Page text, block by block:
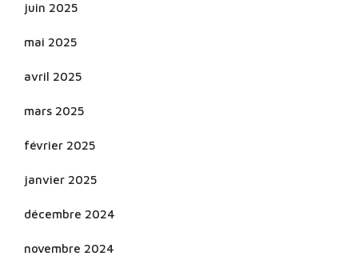
juin 2025
mai 2025
avril 2025
mars 2025
février 2025
janvier 2025
décembre 2024
novembre 2024